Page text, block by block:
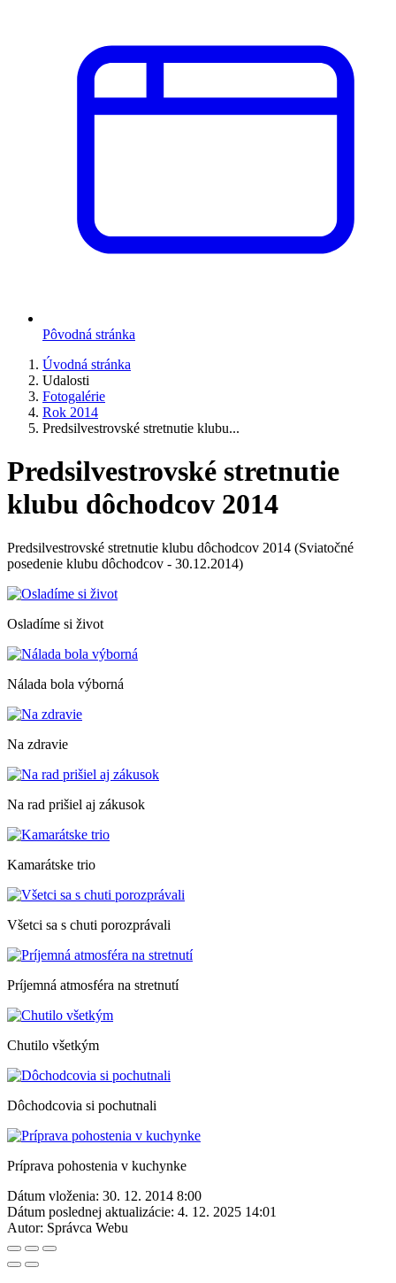
Pôvodná stránka
Úvodná stránka
Udalosti
Fotogalérie
Rok 2014
Predsilvestrovské stretnutie klubu...
Predsilvestrovské stretnutie
klubu dôchodcov 2014
Predsilvestrovské stretnutie klubu dôchodcov 2014 (Sviatočné
posedenie klubu dôchodcov - 30.12.2014)
Osladíme si život
Nálada bola výborná
Na zdravie
Na rad prišiel aj zákusok
Kamarátske trio
Všetci sa s chuti porozprávali
Príjemná atmosféra na stretnutí
Chutilo všetkým
Dôchodcovia si pochutnali
Príprava pohostenia v kuchynke
Dátum vloženia: 30. 12. 2014 8:00
Dátum poslednej aktualizácie: 4. 12. 2025 14:01
Autor: Správca Webu